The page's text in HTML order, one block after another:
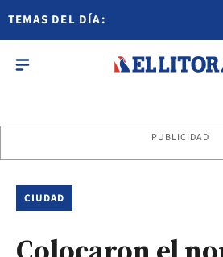
TEMAS DEL DÍA:
PUBLICIDAD
CIUDAD